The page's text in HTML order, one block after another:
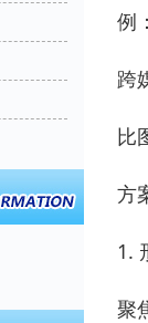
例
跨
比
方
1.
聚